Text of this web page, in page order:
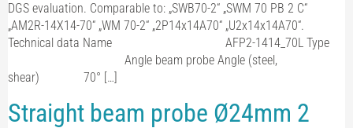
DGS evaluation. Comparable to: „SWB70-2“ „SWM 70 PB 2 C“
„AM2R-14X14-70“ „WM 70-2“ „2P14x14A70“ „U2x14x14A70“.
Technical data Name AFP2-1414_70L Type
Angle beam probe Angle (steel,
shear) 70° […]
Straight beam probe Ø24mm 2